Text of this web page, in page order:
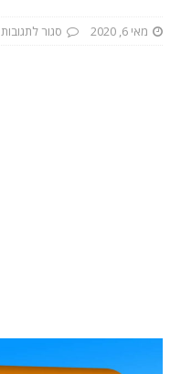
מאי 6, 2020 סגור לתגובות